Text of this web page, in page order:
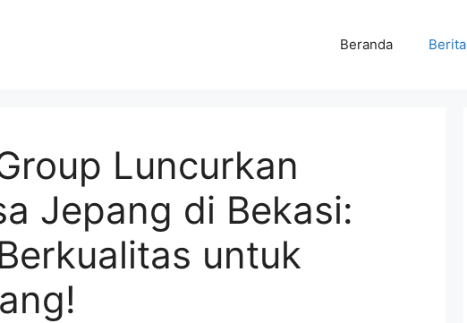
Beranda Berita
Luncurkan
Jepang di Bekasi:
untuk